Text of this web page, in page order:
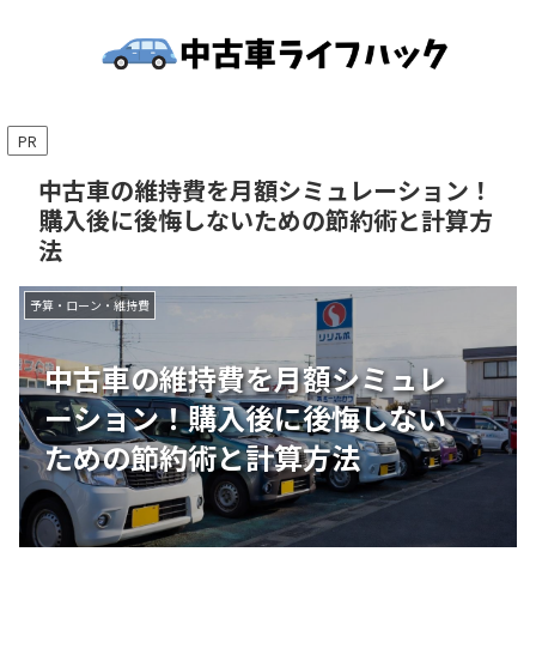
PR
中古車の維持費を月額シミュレーション！
購入後に後悔しないための節約術と計算方
法
中古車の維持費を月額シミュレ
ーション！購入後に後悔しない
ための節約術と計算方法
予算・ローン・維持費